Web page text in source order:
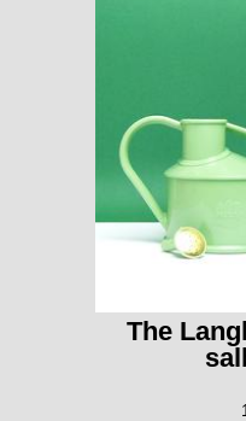
The